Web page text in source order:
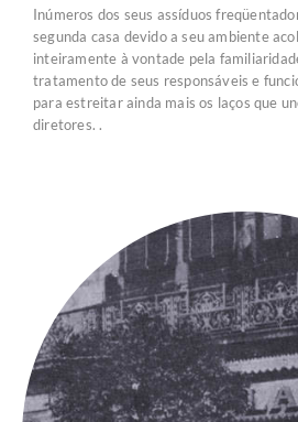
Inúmeros dos seus assíduos
segunda casa devido a seu ambiente
inteiramente à vontade pela
tratamento de seus responsáveis e
para estreitar ainda mais os laços que
diretores. .